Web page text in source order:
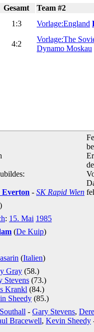
Gesamt
Team #2
1:3 Vorlage:England
4:2
Vorlage:The
Dynamo Moskau
Everton - SK Rapid Wien
: 15. Mai 1985
(De Kuip)
(Italien)
Gray (58.)
Stevens (73.)
Krankl (84.)
Sheedy (85.)
- Gary Stevens,
Bracewell, Kevin Sheedy